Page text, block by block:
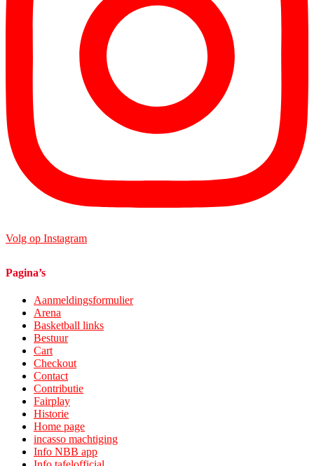
Volg op Instagram
Pagina’s
Aanmeldingsformulier
Arena
Basketball links
Bestuur
Cart
Checkout
Contact
Contributie
Fairplay
Historie
Home page
incasso machtiging
Info NBB app